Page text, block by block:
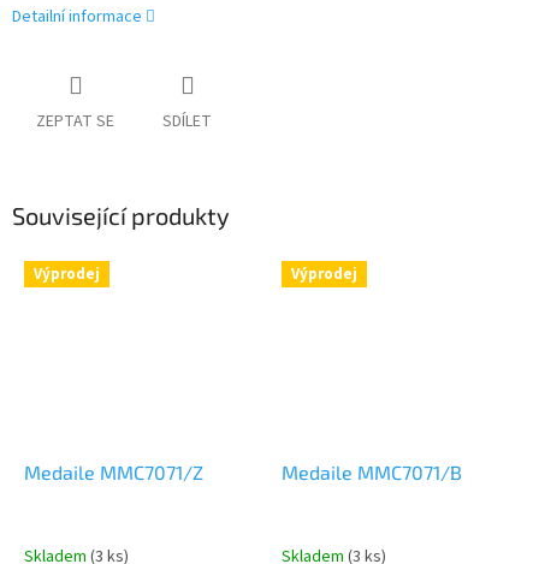
Detailní informace
ZEPTAT SE SDÍLET
Související produkty
Výprodej
Medaile MMC7071/Z
Skladem (3 ks)
Výprodej
Medaile MMC7071/B
Skladem (3 ks)